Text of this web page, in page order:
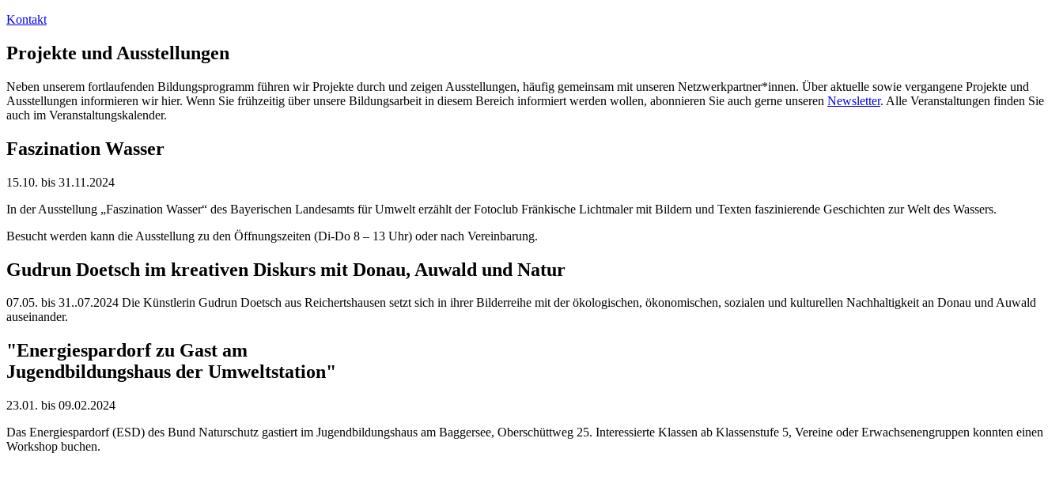
Kontakt
Projekte und Ausstellungen
Neben unserem fortlaufenden Bildungsprogramm führen wir Projekte durch und zeigen Ausstellungen, häufig gemeinsam mit unseren Netzwerkpartner*innen. Über aktuelle sowie vergangene Projekte und
Ausstellungen informieren wir hier. Wenn Sie frühzeitig über unsere Bildungsarbeit in diesem Bereich informiert werden wollen, abonnieren Sie auch gerne unseren Newsletter. Alle Veranstaltungen finden Sie
auch im Veranstaltungskalender.
Faszination Wasser
15.10. bis 31.11.2024
In der Ausstellung „Faszination Wasser“ des Bayerischen Landesamts für Umwelt erzählt der Fotoclub Fränkische Lichtmaler mit Bildern und Texten faszinierende Geschichten zur Welt des Wassers.
Besucht werden kann die Ausstellung zu den Öffnungszeiten (Di-Do 8 – 13 Uhr) oder nach Vereinbarung.
Gudrun Doetsch im kreativen Diskurs mit Donau, Auwald und Natur
07.05. bis 31..07.2024 Die Künstlerin Gudrun Doetsch aus Reichertshausen setzt sich in ihrer Bilderreihe mit der ökologischen, ökonomischen, sozialen und kulturellen Nachhaltigkeit an Donau und Auwald
auseinander.
"Energiespardorf zu Gast am
Jugendbildungshaus der Umweltstation"
23.01. bis 09.02.2024
Das Energiespardorf (ESD) des Bund Naturschutz gastiert im Jugendbildungshaus am Baggersee, Oberschüttweg 25. Interessierte Klassen ab Klassenstufe 5, Vereine oder Erwachsenengruppen konnten einen
Workshop buchen.